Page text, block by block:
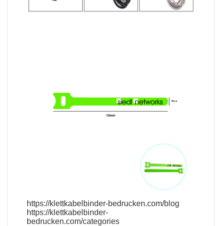
https://klettkabelbinder-bedrucken.com/blog
https://klettkabelbinder-
bedrucken.com/categories